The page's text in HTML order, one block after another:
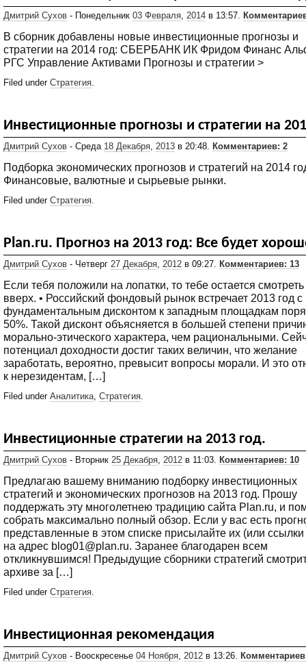
Дмитрий Сухов - Понедельник 03 Февраля 2014 в 13:57.
В сборник добавлены новые инвестиционные прогнозы и
стратегии на 2014 год: СБЕРБАНК ИК Фридом Финанс
РГС Управление Активами Прогнозы и стратегии >
Filed under Стратегия.
Инвестиционные прогнозы и стратегии на
Дмитрий Сухов - Среда 18 Декабря 2013 в 20:48. Комментариев: 2
Подборка экономических прогнозов и стратегий на 2014
Финансовые, валютные и сырьевые рынки.
Filed under Стратегия.
Plаn.ru. Прогноз на 2013 год: Все будет
Дмитрий Сухов - Четверг 27 Декабря 2012 в 09:27. Комментариев: 13
Если тебя положили на лопатки, то тебе остается смотреть
вверх. • Российский фондовый рынок встречает 2013 год с
фундаментальным дисконтом к западным площадкам
50%. Такой дисконт объясняется в большей степени
морально-этического характера, чем рациональными.
потенциал доходности достиг таких величин, что желание
заработать, вероятно, превысит вопросы морали. И это
к нерезидентам, […]
Filed under Аналитика, Стратегия.
Инвестиционные стратегии на 2013 год.
Дмитрий Сухов - Вторник 25 Декабря 2012 в 11:03. Комментариев: 10
Предлагаю вашему вниманию подборку инвестиционных
стратегий и экономических прогнозов на 2013 год. Прошу
поддержать эту многолетнею традицию сайта Plan.ru, и
собрать максимально полный обзор. Если у вас есть
представленные в этом списке присылайте их (или
на адрес blog01@plan.ru. Заранее благодарен всем
откликнувшимся! Предыдущие сборники стратегий
архиве за […]
Filed under Стратегия.
Инвестиционная рекомендация
Дмитрий Сухов - Вооскресенье 04 Ноября 2012 в 13:26. Комментариев